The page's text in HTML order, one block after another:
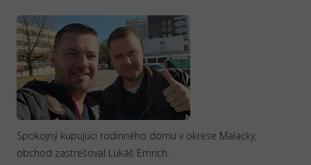
Spokojný kupujúci rodinného domu v okrese Malacky,
obchod zastrešoval Lukáš Emrich.